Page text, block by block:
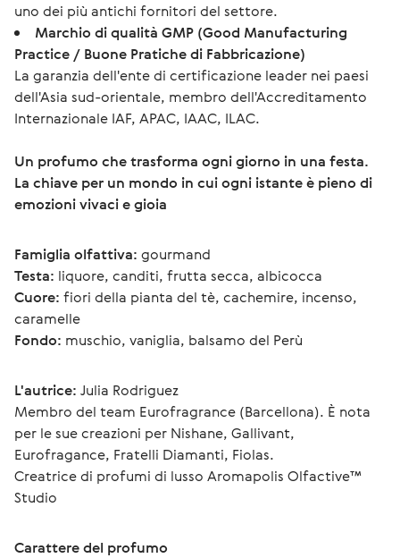
uno dei più antichi fornitori del settore.
Marchio di qualità GMP (Good Manufacturing
Practice / Buone Pratiche di Fabbricazione)
La garanzia dell'ente di certificazione leader nei paesi
dell'Asia sud-orientale, membro dell'Accreditamento
Internazionale IAF, APAC, IAAC, ILAC.
Un profumo che trasforma ogni giorno in una festa.
La chiave per un mondo in cui ogni istante è pieno di
emozioni vivaci e gioia
Famiglia olfattiva: gourmand
Testa: liquore, canditi, frutta secca, albicocca
Cuore: fiori della pianta del tè, cachemire, incenso,
caramelle
Fondo: muschio, vaniglia, balsamo del Perù
L'autrice: Julia Rodriguez
Membro del team Eurofragrance (Barcellona). È nota
per le sue creazioni per Nishane, Gallivant,
Eurofragance, Fratelli Diamanti, Fiolas.
Creatrice di profumi di lusso Aromapolis Olfactive™
Studio
Carattere del profumo